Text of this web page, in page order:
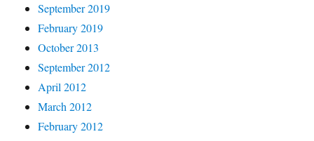
September 2019
February 2019
October 2013
September 2012
April 2012
March 2012
February 2012